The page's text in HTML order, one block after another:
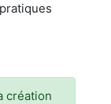
création